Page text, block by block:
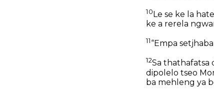
10Le se ke la
ke a rerela
11“Empa
12Sa thathafatsa
dipolelo tseo
ba mehleng ya